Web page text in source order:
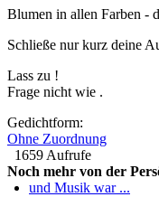
Blumen in allen Farben -
Schließe nur kurz deine
Lass zu !
Frage nicht wie .
Gedichtform:
Ohne Zuordnung
1659 Aufrufe
Noch mehr von der
und Musik war ...